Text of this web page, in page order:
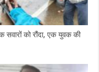
को रौंदा, एक युवक की